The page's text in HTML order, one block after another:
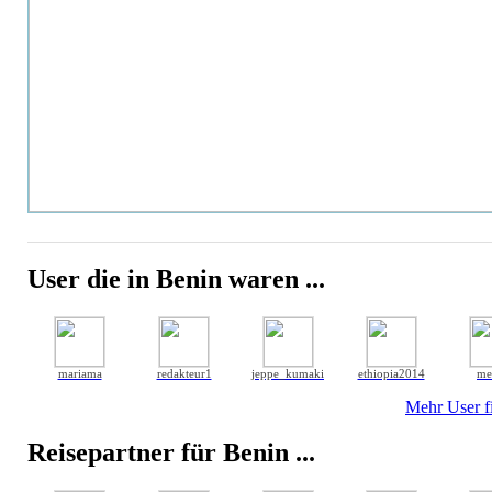
User die in Benin waren ...
mariama redakteur1 jeppe_kumaki ethiopia2014
Mehr User
Reisepartner für Benin ...